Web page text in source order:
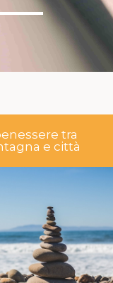
tra
e città